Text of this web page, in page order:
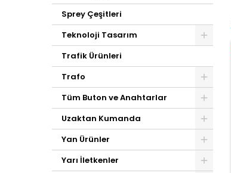
Sprey Çeşitleri
Teknoloji Tasarım
Trafik Ürünleri
Trafo
Tüm Buton ve Anahtarlar
Uzaktan Kumanda
Yan Ürünler
Yarı İletkenler